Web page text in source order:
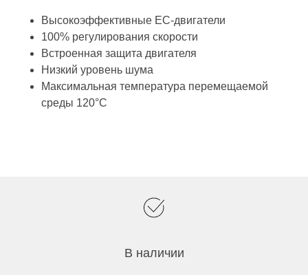
Высокоэффективные ЕС-двигатели
100% регулирования скорости
Встроенная защита двигателя
Низкий уровень шума
Максимальная температура перемещаемой
среды 120°С
В наличии